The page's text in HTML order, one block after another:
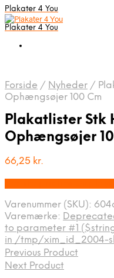
Plakater 4 You
Plakater 4 You
Forside / Nyheder /
Ophængsøjer 100 Cm
Plakatlister Stk
Ophængsøjer
66,25 kr.
Varenummer (SKU):
Varemærke:
to parameter #1
in /tmp/xim_id_2004-
Previous Product
Next Product